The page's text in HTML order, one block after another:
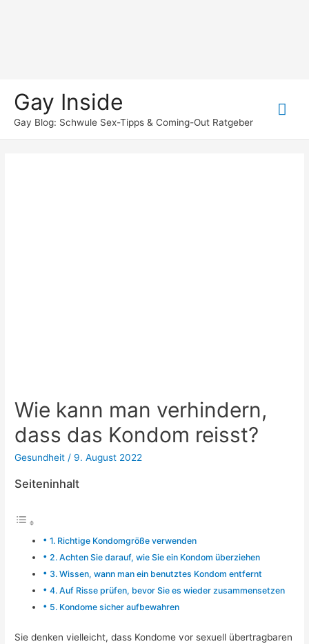
Gay Inside
Gay Blog: Schwule Sex-Tipps & Coming-Out Ratgeber
Wie kann man verhindern,
dass das Kondom reisst?
Gesundheit / 9. August 2022
Seiteninhalt
1. Richtige Kondomgröße verwenden
2. Achten Sie darauf, wie Sie ein Kondom überziehen
3. Wissen, wann man ein benutztes Kondom entfernt
4. Auf Risse prüfen, bevor Sie es wieder zusammensetzen
5. Kondome sicher aufbewahren
Sie denken vielleicht, dass Kondome vor sexuell übertragbaren